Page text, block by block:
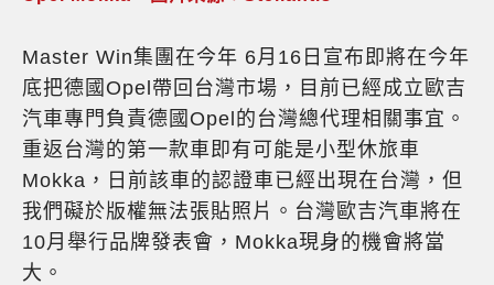
Master Win集團在今年 6月16日宣布即將在今年
底把德國Opel帶回台灣市場，目前已經成立歐吉
汽車專門負責德國Opel的台灣總代理相關事宜。
重返台灣的第一款車即有可能是小型休旅車
Mokka，日前該車的認證車已經出現在台灣，但
我們礙於版權無法張貼照片。台灣歐吉汽車將在
10月舉行品牌發表會，Mokka現身的機會將當
大。